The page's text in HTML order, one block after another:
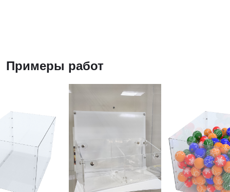
Примеры работ